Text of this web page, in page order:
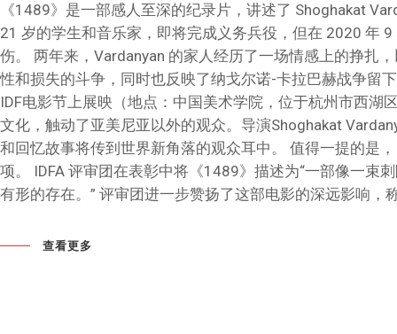
《1489》是一部感人至深的纪录片，讲述了 Shoghakat
21 岁的学生和音乐家，即将完成义务兵役，但在 2020 年
伤。 两年来，Vardanyan 的家人经历了一场情感上的挣扎
性和损失的斗争，同时也反映了纳戈尔诺-卡拉巴赫战争留
IDF电影节上展映（地点：中国美术学院，位于杭州市西
文化，触动了亚美尼亚以外的观众。导演Shoghakat
和回忆故事将传到世界新角落的观众耳中。 值得一提的是
项。 IDFA 评审团在表彰中将《1489》描述为“一部像一束
有形的存在。” 评审团进一步赞扬了这部电影的深远影响
查看更多